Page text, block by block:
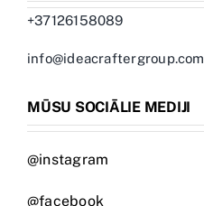
+37126158089
info@ideacraftergroup.com
MŪSU SOCIĀLIE MEDIJI
@instagram
@facebook